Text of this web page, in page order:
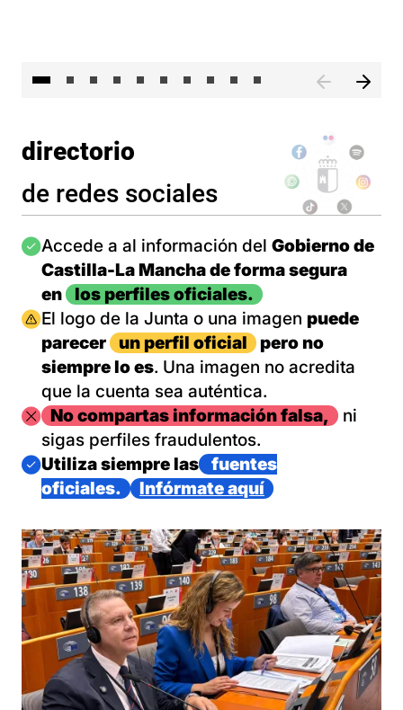
directorio
de redes sociales
Imagen
Accede a al información del Gobierno de
Castilla-La Mancha de forma segura
en
los perfiles oficiales.
Imagen
El logo de la Junta o una imagen puede
parecer
un perfil oficial
pero no
siempre lo es. Una imagen no acredita
que la cuenta sea auténtica.
ImagenNo compartas información falsa,
ni
sigas perfiles fraudulentos.
Imagen
Utiliza siempre las
fuentes
oficiales.
Infórmate aquí